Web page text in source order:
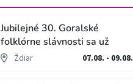
Jubilejné 30. Goralské
folklórne slávnosti sa už
blížiaŽdiar 07.08. - 09.08.